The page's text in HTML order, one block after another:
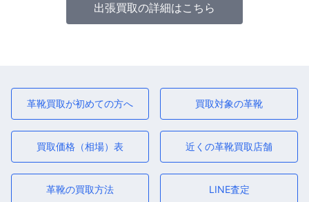
出張買取の詳細はこちら
革靴買取が初めての方へ 買取対象の革靴
買取価格（相場）表 近くの革靴買取店舗
革靴の買取方法 LINE査定